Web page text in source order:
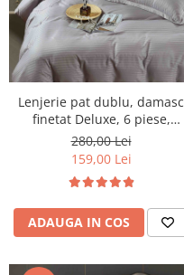
Lenjerie pat dublu, damasc
finetat Deluxe, 6 piese,
cearceaf pat cu elastic, Gri
Deschis
280,00 Lei
159,00 Lei
ADAUGA IN COS